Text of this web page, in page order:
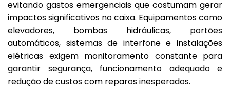
evitando gastos emergenciais que costumam gerar
impactos significativos no caixa. Equipamentos como
elevadores, bombas hidráulicas, portões
automáticos, sistemas de interfone e instalações
elétricas exigem monitoramento constante para
garantir segurança, funcionamento adequado e
redução de custos com reparos inesperados.